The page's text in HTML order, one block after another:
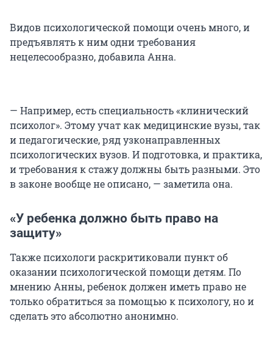
Видов психологической помощи очень много, и
предъявлять к ним одни требования
нецелесообразно, добавила Анна.
— Например, есть специальность «клинический
психолог». Этому учат как медицинские вузы, так
и педагогические, ряд узконаправленных
психологических вузов. И подготовка, и практика,
и требования к стажу должны быть разными. Это
в законе вообще не описано, — заметила она.
«У ребенка должно быть право на
защиту»
Также психологи раскритиковали пункт об
оказании психологической помощи детям. По
мнению Анны, ребенок должен иметь право не
только обратиться за помощью к психологу, но и
сделать это абсолютно анонимно.